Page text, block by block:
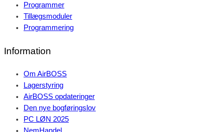
Programmer
Tillægsmoduler
Programmering
Information
Om AirBOSS
Lagerstyring
AirBOSS opdateringer
Den nye bogføringslov
PC LØN 2025
NemHandel